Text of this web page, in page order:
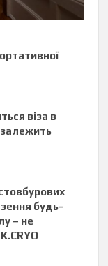
віза в
будь-
– не